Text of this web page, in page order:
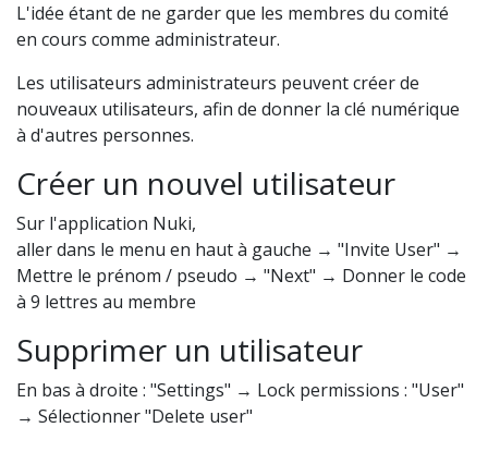
L'idée étant de ne garder que les membres du comité
en cours comme administrateur.
Les utilisateurs administrateurs peuvent créer de
nouveaux utilisateurs, afin de donner la clé numérique
à d'autres personnes.
Créer un nouvel utilisateur
Sur l'application Nuki,
aller dans le menu en haut à gauche → "Invite User" →
Mettre le prénom / pseudo → "Next" → Donner le code
à 9 lettres au membre
Supprimer un utilisateur
En bas à droite : "Settings" → Lock permissions : "User"
→ Sélectionner "Delete user"